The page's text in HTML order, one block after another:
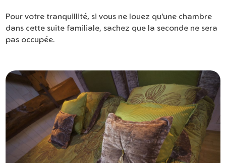
Pour votre tranquillité, si vous ne louez qu’une chambre
dans cette suite familiale, sachez que la seconde ne sera
pas occupée.